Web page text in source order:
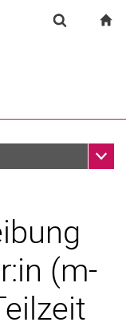
direkt zu: Inhalt
direkt zu: Suche
direkt zu:
Link in einem
(m-